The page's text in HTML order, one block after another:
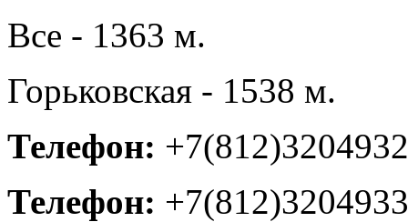
Все - 1363 м.
Горьковская - 1538 м.
Телефон: +7(812)3204932
Телефон: +7(812)3204933